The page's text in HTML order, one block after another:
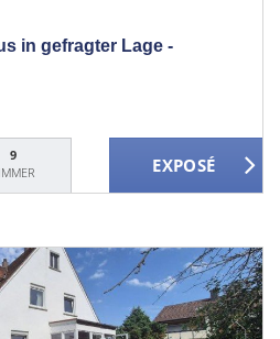
in gefragter Lage -
9